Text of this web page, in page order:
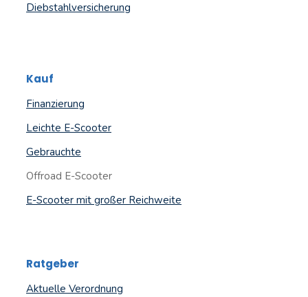
Diebstahlversicherung
Kauf
Finanzierung
Leichte E-Scooter
Gebrauchte
Offroad E-Scooter
E-Scooter mit großer Reichweite
Ratgeber
Aktuelle Verordnung